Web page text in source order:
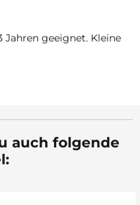
geeignet. Kleine
auch folgende